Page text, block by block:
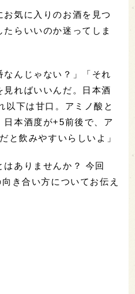
気に入りのお酒を見つ
らいいのか迷ってしま
なんじゃない？」「それ
見ればいいんだ。日本酒
以下は甘口。アミノ酸と
本酒度が+5前後で、ア
と飲みやすいらしいよ」
はありませんか？ 今回
き合い方についてお伝え